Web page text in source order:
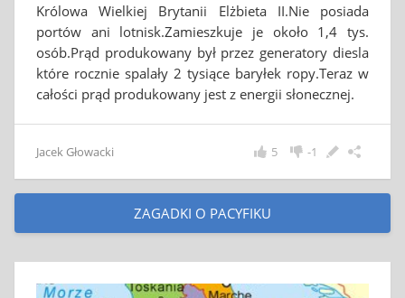
Królowa Wielkiej Brytanii Elżbieta II.Nie posiada
portów ani lotnisk.Zamieszkuje je około 1,4 tys.
osób.Prąd produkowany był przez generatory diesla
które rocznie spalały 2 tysiące baryłek ropy.Teraz w
całości prąd produkowany jest z energii słonecznej.
Jacek Głowacki -1
5
ZAGADKI O PACYFIKU